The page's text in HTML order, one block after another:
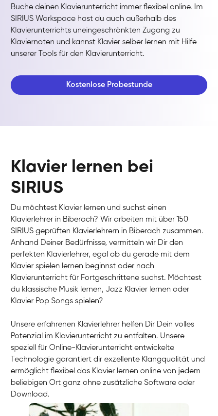
Buche deinen Klavierunterricht immer flexibel online. Im
SIRIUS Workspace hast du auch außerhalb des
Klavierunterrichts uneingeschränkten Zugang zu
Klaviernoten und kannst Klavier selber lernen mit Hilfe
unserer Tools für den Klavierunterricht.
Kostenlose Probestunde
Klavier lernen bei
SIRIUS
Du möchtest Klavier lernen und suchst einen
Klavierlehrer in Biberach? Wir arbeiten mit über 150
SIRIUS geprüften Klavierlehrern in Biberach zusammen.
Anhand Deiner Bedürfnisse, vermitteln wir Dir den
perfekten Klavierlehrer, egal ob du gerade mit dem
Klavier spielen lernen beginnst oder nach
Klavierunterricht für Fortgeschrittene suchst. Möchtest
du klassische Musik lernen, Jazz Klavier lernen oder
Klavier Pop Songs spielen?
Unsere erfahrenen Klavierlehrer helfen Dir Dein volles
Potenzial im Klavierunterricht zu entfalten. Unsere
speziell für Online-Klavierunterricht entwickelte
Technologie garantiert dir exzellente Klangqualität und
ermöglicht flexibel das Klavier lernen online von jedem
beliebigen Ort ganz ohne zusätzliche Software oder
Download.